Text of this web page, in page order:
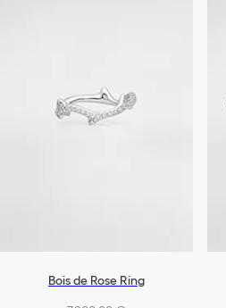
Bois de Rose Ring